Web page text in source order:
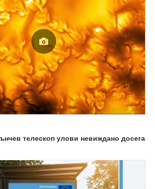
телескоп улови невиждано досега